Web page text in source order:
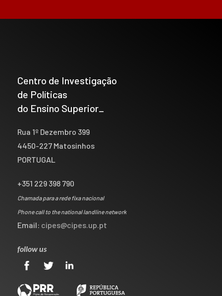
Centro de Investigação
de Políticas
do Ensino Superior_
Rua 1º Dezembro 399
4450-227 Matosinhos
PORTUGAL
+351 229 398 790
Chamada para a rede fixa nacional
Phone call to the national landline network
Email: cipes@cipes.up.pt
follow us